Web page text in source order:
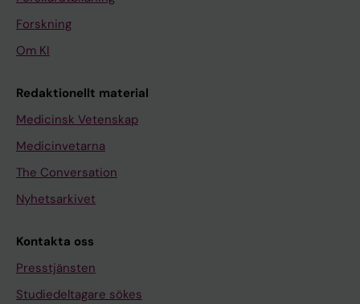
Forskning
Om KI
Redaktionellt material
Medicinsk Vetenskap
Medicinvetarna
The Conversation
Nyhetsarkivet
Kontakta oss
Presstjänsten
Studiedeltagare sökes